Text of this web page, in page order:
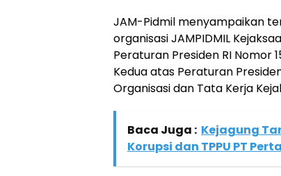
JAM-Pidmil menyampaikan
organisasi JAMPIDMIL
Peraturan Presiden RI Nomor
Kedua atas Peraturan
Organisasi dan Tata Kerja
Baca Juga : Kejagung
Korupsi dan TPPU PT